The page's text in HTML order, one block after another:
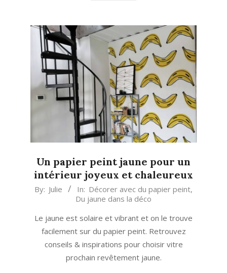
Un papier peint jaune pour un
intérieur joyeux et chaleureux
2024-
13
By: Julie In: Décorer avec du papier peint,
Du jaune dans la déco
Le jaune est solaire et vibrant et on le trouve
facilement sur du papier peint. Retrouvez
conseils & inspirations pour choisir vitre
prochain revêtement jaune.